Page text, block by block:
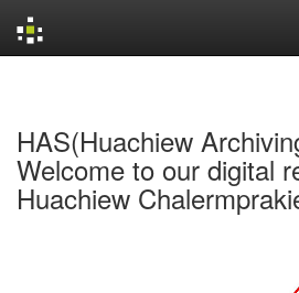
HAS(Huachiew
Welcome to our digital
Huachiew